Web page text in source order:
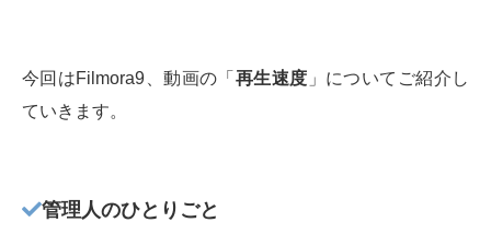
今回はFilmora9、動画の「 再生速度 」についてご紹介し
ていきます。
管理人のひとりごと